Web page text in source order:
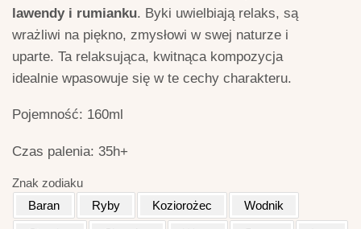
lawendy i rumianku. Byki uwielbiają relaks, są
wrażliwi na piękno, zmysłowi w swej naturze i
uparte. Ta relaksująca, kwitnąca kompozycja
idealnie wpasowuje się w te cechy charakteru.
Pojemność: 160ml
Czas palenia: 35h+
Znak zodiaku
Baran
Ryby Koziorożec Wodnik